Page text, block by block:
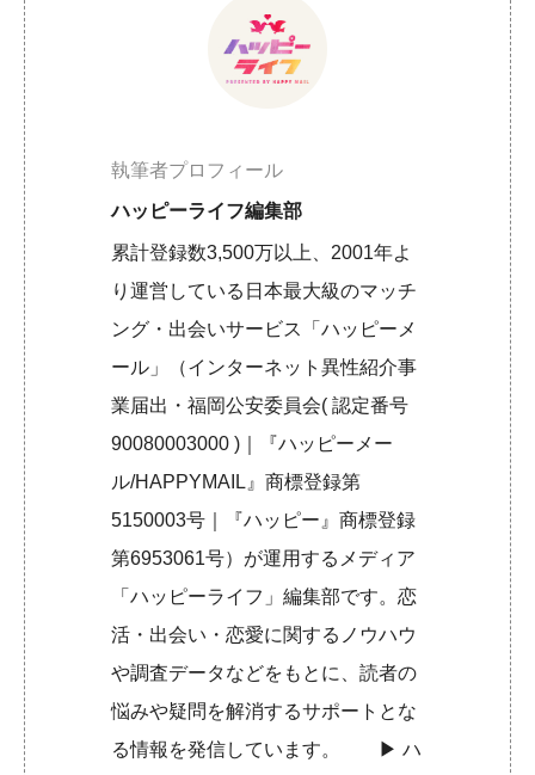
執筆者プロフィール
ハッピーライフ編集部
累計登録数3,500万以上、2001年よ
り運営している日本最大級のマッチ
ング・出会いサービス「ハッピーメ
ール」（インターネット異性紹介事
業届出・福岡公安委員会( 認定番号
90080003000 )｜『ハッピーメー
ル/HAPPYMAIL』商標登録第
5150003号｜『ハッピー』商標登録
第6953061号）が運用するメディア
「ハッピーライフ」編集部です。恋
活・出会い・恋愛に関するノウハウ
や調査データなどをもとに、読者の
悩みや疑問を解消するサポートとな
る情報を発信しています。 ▶︎ハ